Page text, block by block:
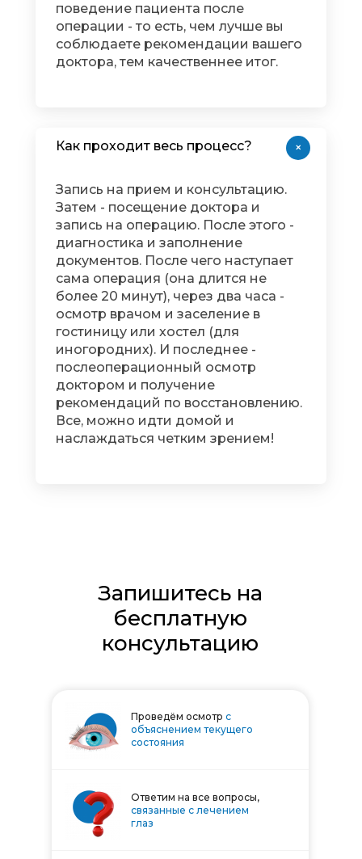
поведение пациента после
операции - то есть, чем лучше вы
соблюдаете рекомендации вашего
доктора, тем качественнее итог.
Как проходит весь процесс?
Запись на прием и консультацию.
Затем - посещение доктора и
запись на операцию. После этого -
диагностика и заполнение
документов. После чего наступает
сама операция (она длится не
более 20 минут), через два часа -
осмотр врачом и заселение в
гостиницу или хостел (для
иногородних). И последнее -
послеоперационный осмотр
доктором и получение
рекомендаций по восстановлению.
Все, можно идти домой и
наслаждаться четким зрением!
+
Запишитесь на
бесплатную
консультацию
Проведём осмотр с
объяснением текущего
состояния
Ответим на все вопросы,
связанные с лечением
глаз